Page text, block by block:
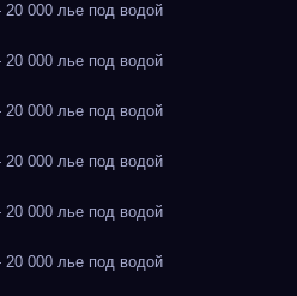
000 лье под водой
000 лье под водой
000 лье под водой
000 лье под водой
000 лье под водой
000 лье под водой